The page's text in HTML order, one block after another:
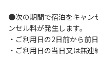
使用、夜間の大声での
な行為はお止めください。
６.芝生や地面での直火
イヤーは禁止します。
●次の期間で宿泊をキャン
ンセル料が発生します。
・ご利用日の2日前から前
・ご利用日の当日又は無